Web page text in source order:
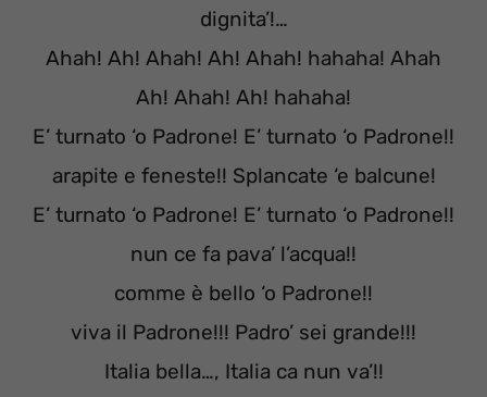
dignita’!…
Ahah! Ah! Ahah! Ah! Ahah! hahaha! Ahah
Ah! Ahah! Ah! hahaha!
E’ turnato ‘o Padrone! E’ turnato ‘o Padrone!!
arapite e feneste!! Splancate ‘e balcune!
E’ turnato ‘o Padrone! E’ turnato ‘o Padrone!!
nun ce fa pava’ l’acqua!!
comme è bello ‘o Padrone!!
viva il Padrone!!! Padro’ sei grande!!!
Italia bella…, Italia ca nun va’!!